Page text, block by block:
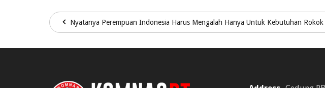
Nyatanya Perempuan Indonesia Harus Mengalah Hanya Untuk Kebutuhan Rokok